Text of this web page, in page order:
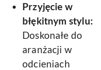
Przyjęcie w
błękitnym stylu:
Doskonałe do
aranżacji w
odcieniach